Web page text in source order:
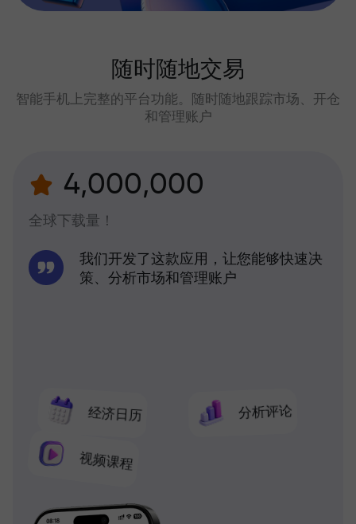
随时随地交易
智能手机上完整的平台功能。随时随地跟踪市场、开仓
和管理账户
4,000,000
全球下载量！
经济日历 分析评论
视频课程
我们开发了这款应用，让您能够快速决
策、分析市场和管理账户